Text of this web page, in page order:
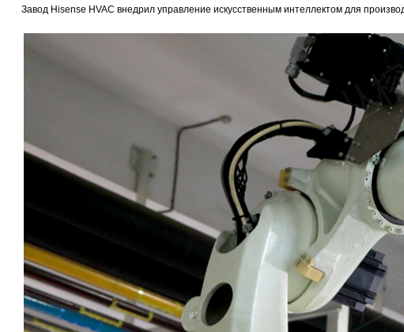
Завод Hisense HVAC внедрил управление искусственным интеллектом для